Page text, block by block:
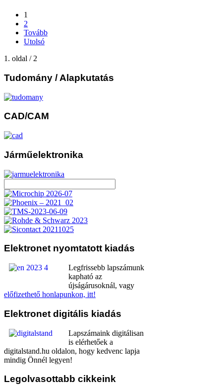
1
2
Tovább
Utolsó
1. oldal / 2
Tudomány / Alapkutatás
CAD/CAM
Járműelektronika
Elektronet nyomtatott kiadás
Legfrissebb lapszámunk
kapható az
újságárusoknál, vagy
előfizethető honlapunkon, itt!
Elektronet digitális kiadás
Lapszámaink digitálisan
is elérhetőek a
digitalstand.hu oldalon, hogy kedvenc lapja
mindig Önnél legyen!
Legolvasottabb cikkeink